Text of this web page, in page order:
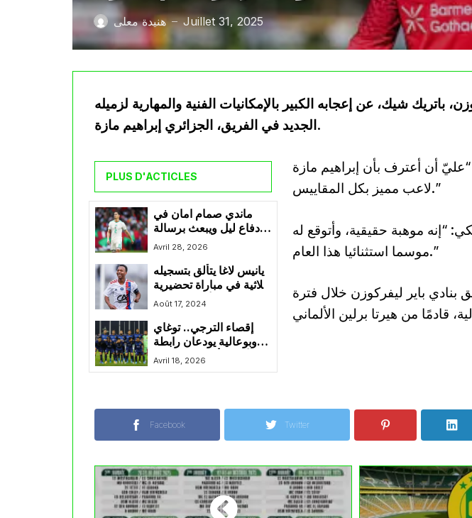
هنيدة معلى — Juillet 31, 2025
باتريك شيك، عن إعجابه الكبير بالإمكانيات الفنية والمهارية لزميله
الجديد في الفريق، الجزائري إبراهيم مازة.
PLUS D'ACTICLES
ماندي صمام امان في
دفاع ليل ويبعث برسالة
مطمئنة للمنتخب الوطني
Avril 28, 2026
يانيس لاغا يتألق بتسجيله
ثلاثية في مباراة تحضيرية
لأولمبيك ليون
Août 17, 2024
إقصاء الترجي.. توغاي
وبوعالية يودعان رابطة
الأبطال أمام صن داونز
Avril 18, 2026
أن أعترف بأن إبراهيم مازة
لاعب مميز بكل المقاييس.”
“إنه موهبة حقيقية، وأتوقع له
موسما استثنائيا هذا العام.”
بنادي باير ليفركوزن خلال فترة
Facebook Twitter